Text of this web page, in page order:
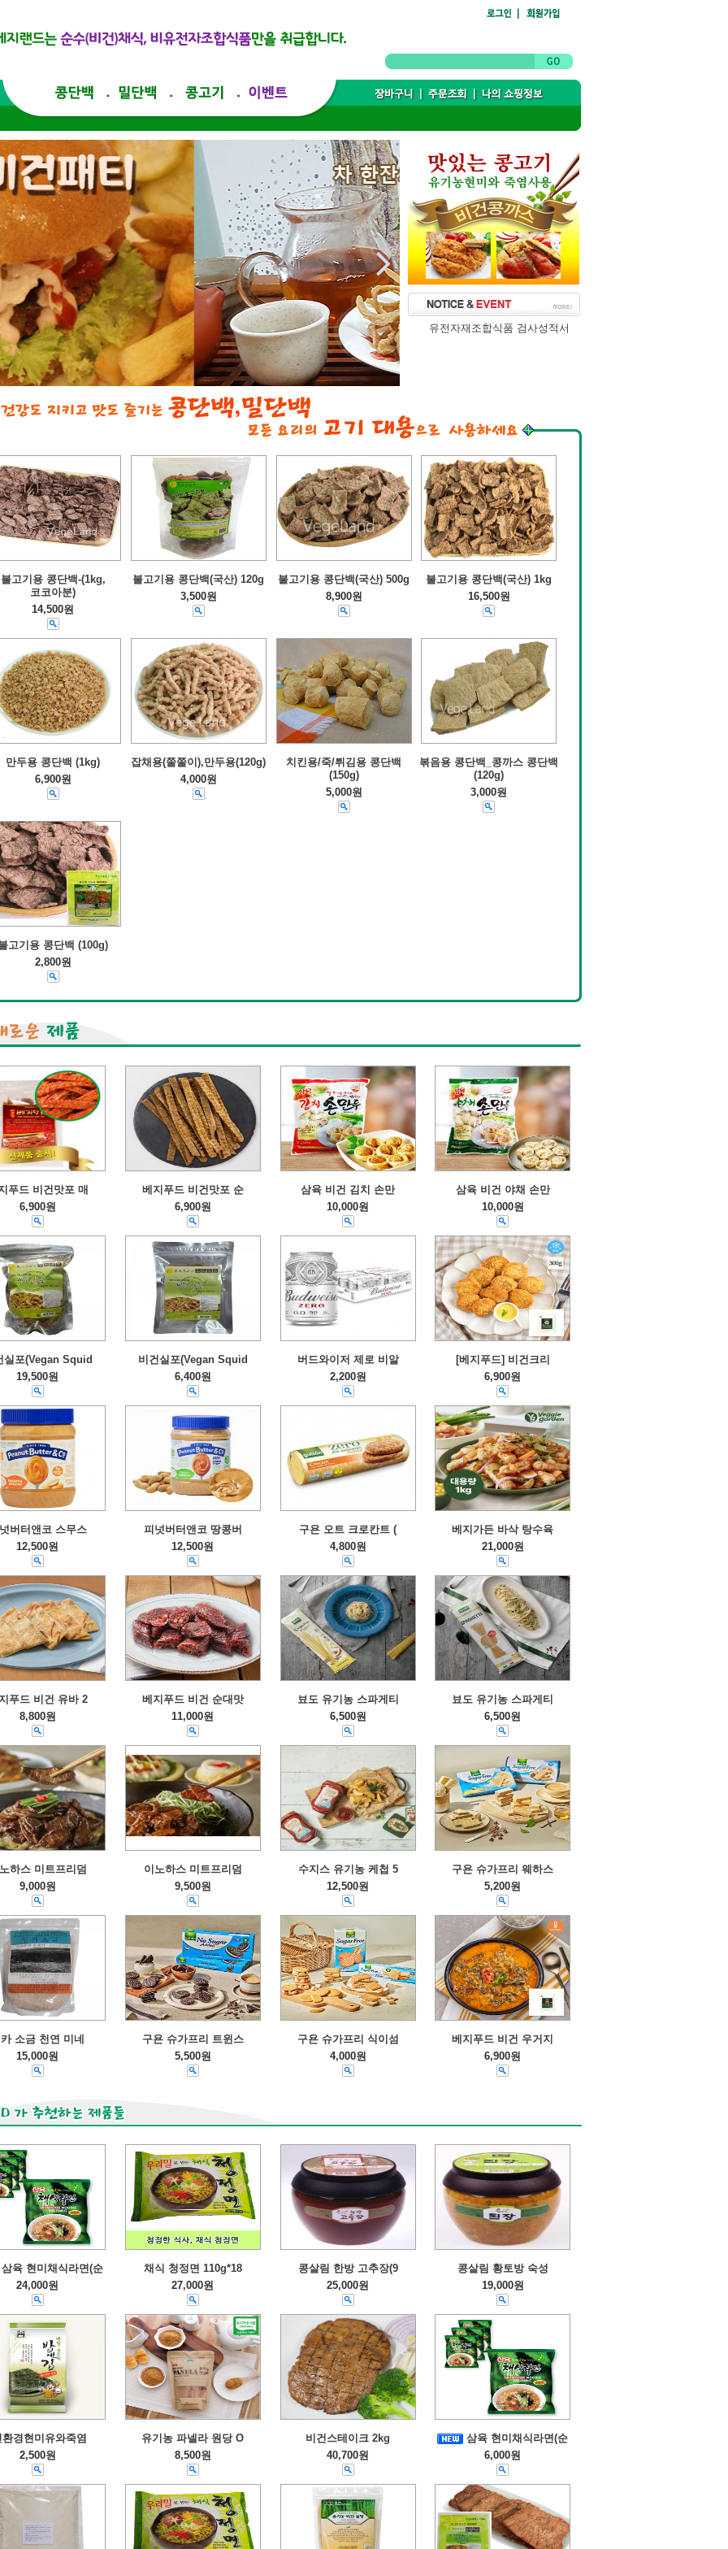

유전자재조합식품 검사성적서
불고기용 콩단백-(1kg,
코코아분)
14,500원
불고기용 콩단백(국산) 120g
3,500원
불고기용 콩단백(국산) 500g
8,900원
불고기용 콩단백(국산) 1kg
16,500원
만두용 콩단백 (1kg)
6,900원
잡채용(쭐쭐이),만두용(120g)
4,000원
치킨용/죽/튀김용 콩단백
(150g)
5,000원
볶음용 콩단백_콩까스 콩단백
(120g)
3,000원
고기용 콩단백 (100g)
2,800원
푸드 비건맛포 매
6,900원
베지푸드 비건맛포 순
6,900원
삼육 비건 김치 손만
10,000원
삼육 비건 야채 손만
10,000원
실포(Vegan Squid
19,500원
비건실포(Vegan Squid
6,400원
버드와이저 제로 비알
2,200원
[베지푸드] 비건크리
6,900원
버터앤코 스무스
12,500원
피넛버터앤코 땅콩버
12,500원
구욘 오트 크로칸트 (
4,800원
베지가든 바삭 탕수육
21,000원
푸드 비건 유바 2
8,800원
베지푸드 비건 순대맛
11,000원
뵤도 유기농 스파게티
6,500원
뵤도 유기농 스파게티
6,500원
하스 미트프리덤
9,000원
이노하스 미트프리덤
9,500원
수지스 유기농 케첩 5
12,500원
구욘 슈가프리 웨하스
5,200원
소금 천연 미네
15,000원
구욘 슈가프리 트윈스
5,500원
구욘 슈가프리 식이섬
4,000원
베지푸드 비건 우거지
6,900원
육 현미채식라면(순
24,000원
채식 청정면 110g*18
27,000원
콩살림 한방 고추장(9
25,000원
콩살림 황토방 숙성
19,000원
경현미유와죽염
2,500원
유기농 파넬라 원당 O
8,500원
비건스테이크 2kg
40,700원
삼육 현미채식라면(순
6,000원